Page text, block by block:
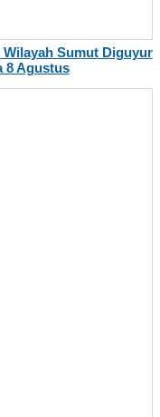
Sumut Diguyur
8 Agustus